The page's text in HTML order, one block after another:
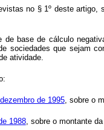
no § 1º deste
base de cálculo
que sejam
atividade.
de 1995, sobre o
1988, sobre o montante